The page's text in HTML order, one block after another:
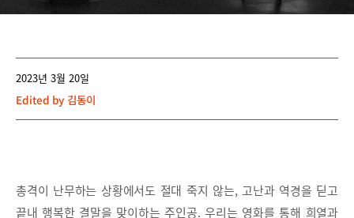
2023년 3월 20일
Edited by 김동이
총격이 난무하는 상황에서도 절대 죽지 않는, 고난과 역경을 딛고
끝내 행복한 결말을 맞이하는 주인공. 우리는 영화를 통해 희열과